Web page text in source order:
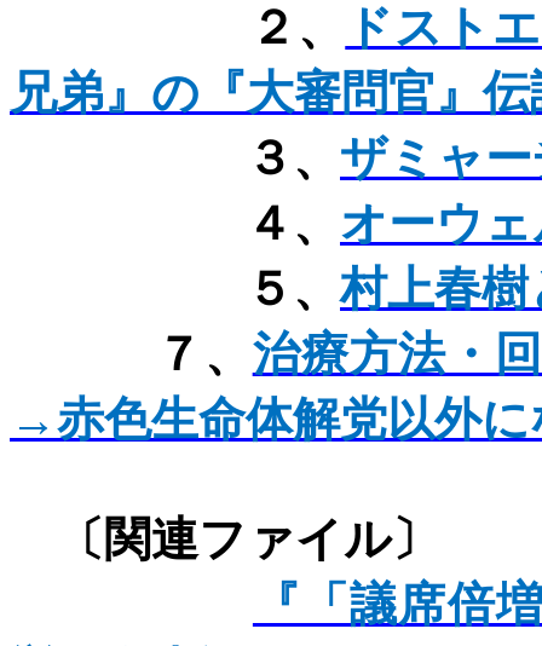
２、
ドスト
兄弟』の『大審問官』伝
３、 ザミャ
４、 オーウ
５、村上春樹
７、 治療方法・
→赤色生命体解党以外に
〔関連ファ
『「議席倍